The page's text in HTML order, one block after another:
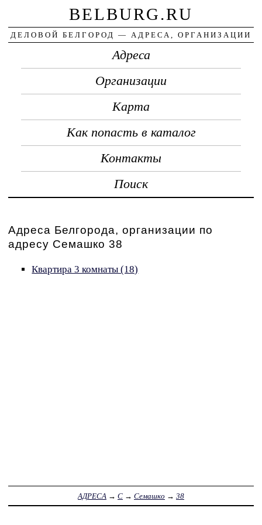
BELBURG.RU
ДЕЛОВОЙ БЕЛГОРОД — АДРЕСА, ОРГАНИЗАЦИИ
Адреса
Организации
Карта
Как попасть в каталог
Контакты
Поиск
Адреса Белгорода, организации по
адресу Семашко 38
Квартира 3 комнаты (18)
АДРЕСА → С → Семашко → 38